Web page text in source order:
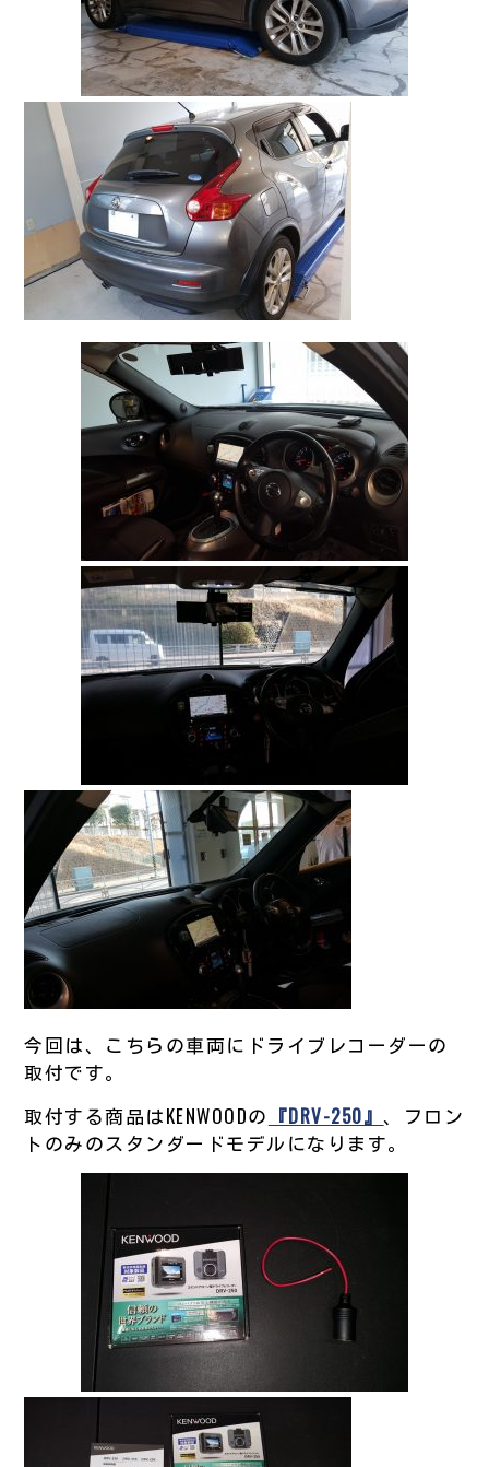
今回は、こちらの車両にドライブレコーダーの
取付です。
取付する商品はKENWOODの 『DRV-250』、フロン
トのみのスタンダードモデルになります。